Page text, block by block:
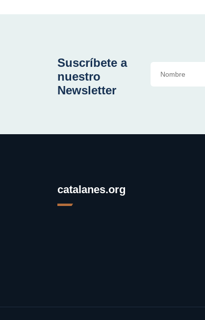
Suscríbete a
nuestro
Newsletter
catalanes.org